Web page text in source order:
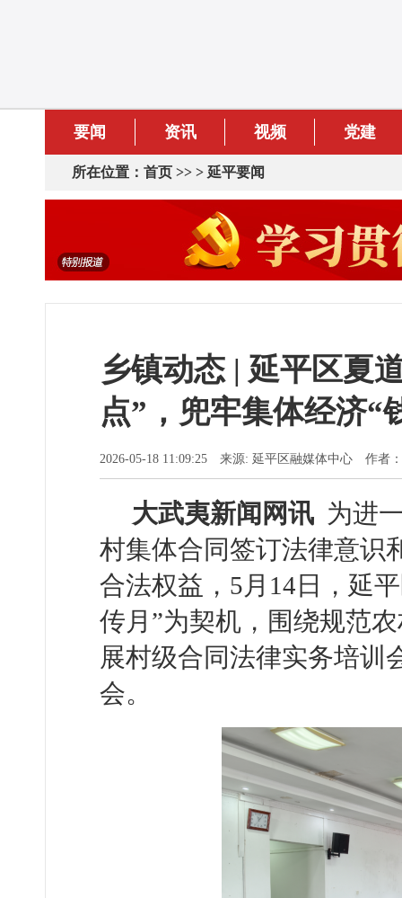
要闻 资讯 视频 党建
所在位置： 首页 >> > 延平要闻
乡镇动态 | 延平区夏
点”，兜牢集体经济“
2026-05-18 11:09:25 来源: 延平区融媒体中心 作者
大武夷新闻网讯 为进
村集体合同签订法律意识
合法权益，5月14日，延
传月”为契机，围绕规范
展村级合同法律实务培训
会。